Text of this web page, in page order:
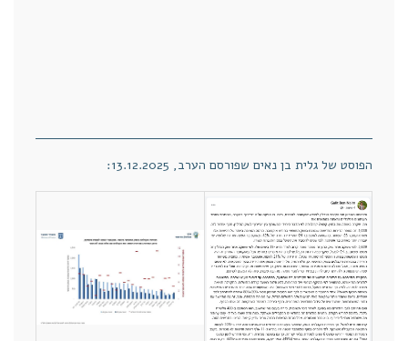
הפוסט של גלית בן נאים שפורסם הערב, 13.12.2025: